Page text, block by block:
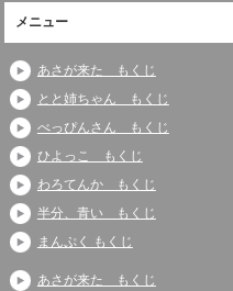
メニュー
あさが来た もくじ
とと姉ちゃん もくじ
べっぴんさん もくじ
ひよっこ もくじ
わろてんか もくじ
半分、青い もくじ
まんぷく もくじ
あさが来た もくじ